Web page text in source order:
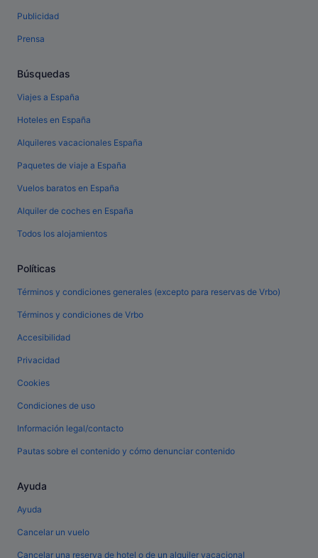
Publicidad
Prensa
Búsquedas
Viajes a España
Hoteles en España
Alquileres vacacionales España
Paquetes de viaje a España
Vuelos baratos en España
Alquiler de coches en España
Todos los alojamientos
Políticas
Términos y condiciones generales (excepto para reservas de Vrbo)
Términos y condiciones de Vrbo
Accesibilidad
Privacidad
Cookies
Condiciones de uso
Información legal/contacto
Pautas sobre el contenido y cómo denunciar contenido
Ayuda
Ayuda
Cancelar un vuelo
Cancelar una reserva de hotel o de un alquiler vacacional